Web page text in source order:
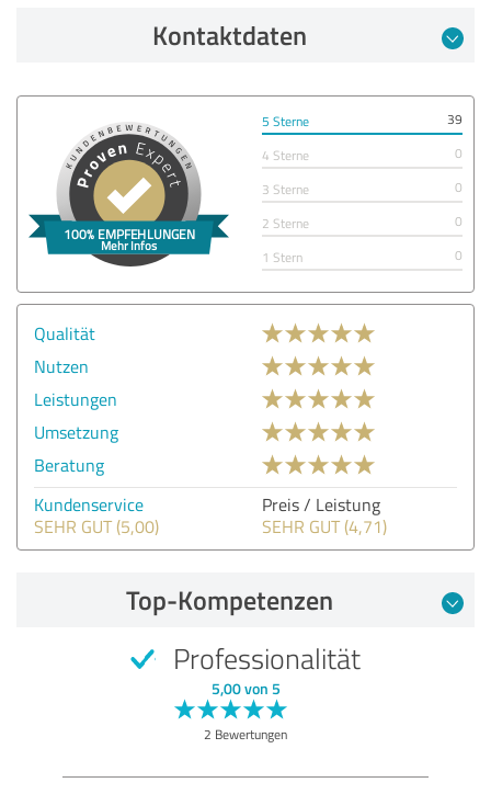
Kontaktdaten
5 Sterne
39
4 Sterne
0
3 Sterne
0
2 Sterne
0
1 Stern
0
Qualität
Nutzen
Leistungen
Umsetzung
Beratung
Kundenservice
SEHR GUT (5,00)
Preis / Leistung
SEHR GUT (4,71)
Top-Kompetenzen
Professionalität
5,00 von 5
2 Bewertungen